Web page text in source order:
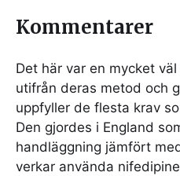
Kommentarer
Det här var en mycket
utifrån deras metod och
uppfyller de flesta krav
Den gjordes i England
handläggning jämfört
verkar använda